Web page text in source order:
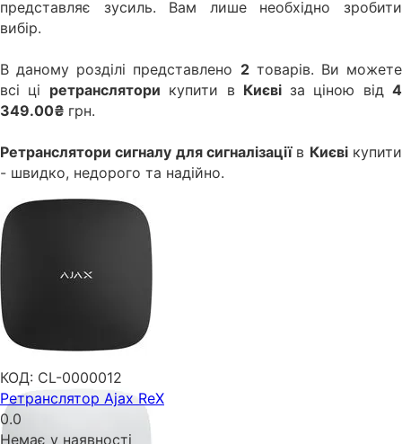
представляє зусиль. Вам лише необхідно зробити
вибір.
В даному розділі представлено 2товарів. Ви можете
всі ці ретранслятори купити в Києві за ціною від4
349.00₴ грн.
Ретранслятори сигналу для сигналізаціїв Києвікупити
- швидко, недорого та надійно.
КОД: CL-0000012
Ретранслятор Ajax ReX
0.0
Немає у наявності